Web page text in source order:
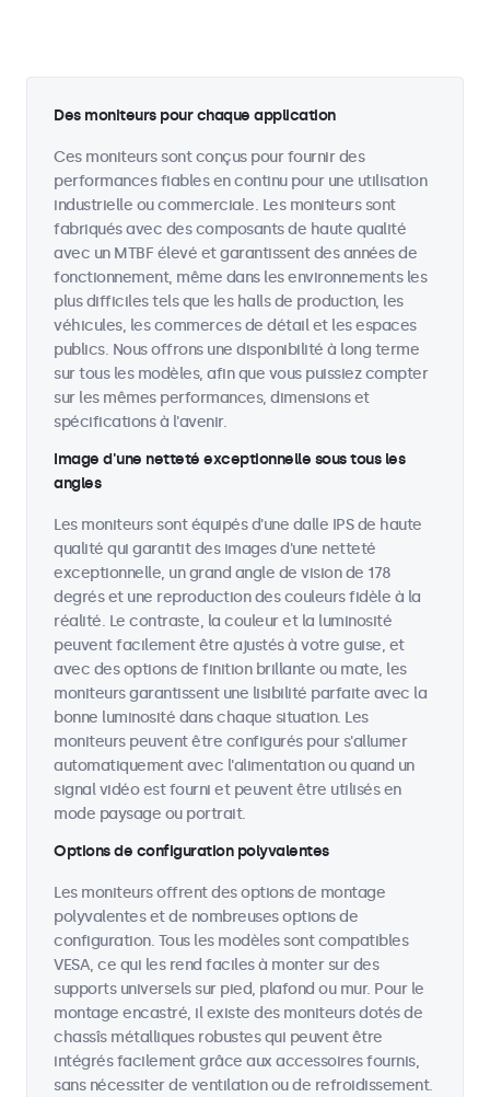
Des moniteurs pour chaque application
Ces moniteurs sont conçus pour fournir des
performances fiables en continu pour une utilisation
industrielle ou commerciale. Les moniteurs sont
fabriqués avec des composants de haute qualité
avec un MTBF élevé et garantissent des années de
fonctionnement, même dans les environnements les
plus difficiles tels que les halls de production, les
véhicules, les commerces de détail et les espaces
publics. Nous offrons une disponibilité à long terme
sur tous les modèles, afin que vous puissiez compter
sur les mêmes performances, dimensions et
spécifications à l'avenir.
Image d'une netteté exceptionnelle sous tous les
angles
Les moniteurs sont équipés d'une dalle IPS de haute
qualité qui garantit des images d'une netteté
exceptionnelle, un grand angle de vision de 178
degrés et une reproduction des couleurs fidèle à la
réalité. Le contraste, la couleur et la luminosité
peuvent facilement être ajustés à votre guise, et
avec des options de finition brillante ou mate, les
moniteurs garantissent une lisibilité parfaite avec la
bonne luminosité dans chaque situation. Les
moniteurs peuvent être configurés pour s'allumer
automatiquement avec l'alimentation ou quand un
signal vidéo est fourni et peuvent être utilisés en
mode paysage ou portrait.
Options de configuration polyvalentes
Les moniteurs offrent des options de montage
polyvalentes et de nombreuses options de
configuration. Tous les modèles sont compatibles
VESA, ce qui les rend faciles à monter sur des
supports universels sur pied, plafond ou mur. Pour le
montage encastré, il existe des moniteurs dotés de
chassîs métalliques robustes qui peuvent être
intégrés facilement grâce aux accessoires fournis,
sans nécessiter de ventilation ou de refroidissement.